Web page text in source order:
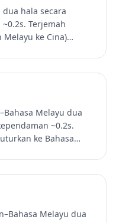
hala secara
Terjemah
ke Cina)
Melayu dua
~0.2s.
ke Bahasa
Melayu dua